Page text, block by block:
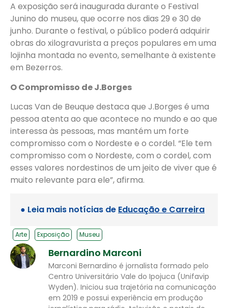
A exposição será inaugurada durante o Festival
Junino do museu, que ocorre nos dias 29 e 30 de
junho. Durante o festival, o público poderá adquirir
obras do xilogravurista a preços populares em uma
lojinha montada no evento, semelhante à existente
em Bezerros.
O Compromisso de J.Borges
Lucas Van de Beuque destaca que J.Borges é uma
pessoa atenta ao que acontece no mundo e ao que
interessa às pessoas, mas mantém um forte
compromisso com o Nordeste e o cordel. “Ele tem
compromisso com o Nordeste, com o cordel, com
esses valores nordestinos de um jeito de viver que é
muito relevante para ele”, afirma.
● Leia mais notícias de Educação e Carreira
Arte Exposição Museu
Bernardino Marconi
Marconi Bernardino é jornalista formado pelo
Centro Universitário Vale do Ipojuca (Unifavip
Wyden). Iniciou sua trajetória na comunicação
em 2019 e possui experiência em produção